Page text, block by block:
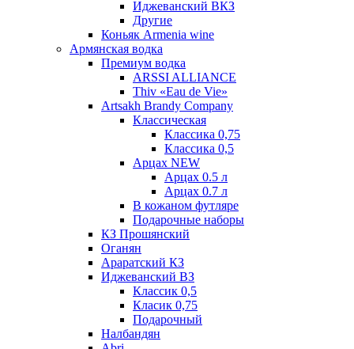
Иджеванский ВКЗ
Другие
Коньяк Armenia wine
Армянская водка
Премиум водка
ARSSI ALLIANCE
Thiv «Eau de Vie»
Artsakh Brandy Company
Классическая
Классика 0,75
Классика 0,5
Арцах NEW
Арцах 0.5 л
Арцах 0.7 л
В кожаном футляре
Подарочные наборы
КЗ Прошянский
Оганян
Араратский КЗ
Иджеванский ВЗ
Классик 0,5
Класик 0,75
Подарочный
Налбандян